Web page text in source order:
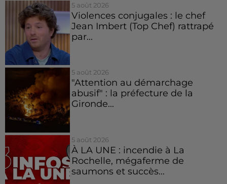
5 août 2026
Violences conjugales : le chef
Jean Imbert (Top Chef) rattrapé
par...
5 août 2026
"Attention au démarchage
abusif" : la préfecture de la
Gironde...
5 août 2026
À LA UNE : incendie à La
Rochelle, mégaferme de
saumons et succès...